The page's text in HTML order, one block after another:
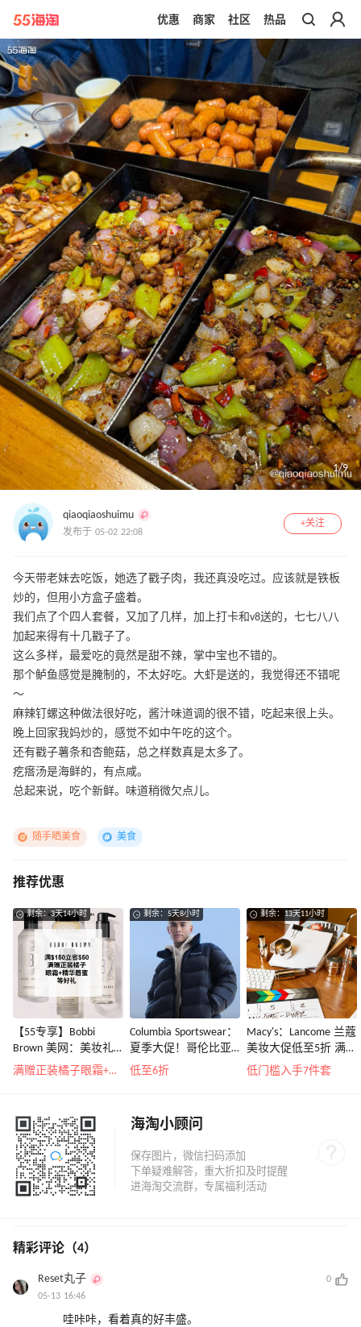
带你去官网买正品
优惠 商家 社区 热品
1/9
qiaoqiaoshuimu
发布于 05-02 22:08
+关注
今天带老妹去吃饭，她选了戳子肉，我还真没吃过。应该就是铁板
炒的，但用小方盒子盛着。
我们点了个四人套餐，又加了几样，加上打卡和v8送的，七七八八
加起来得有十几戳子了。
这么多样，最爱吃的竟然是甜不辣，掌中宝也不错的。
那个鲈鱼感觉是腌制的，不太好吃。大虾是送的，我觉得还不错呢
～
麻辣钉螺这种做法很好吃，酱汁味道调的很不错，吃起来很上头。
晚上回家我妈炒的，感觉不如中午吃的这个。
还有戳子薯条和杏鲍菇，总之样数真是太多了。
疙瘩汤是海鲜的，有点咸。
总起来说，吃个新鲜。味道稍微欠点儿。
随手晒美食 美食
推荐优惠
剩余：3天14小时
【55专享】Bobbi
Brown 美网：美妆礼
遇！满$150立省$50
满赠正装橘子眼霜+精华唇蜜等好礼
剩余：5天8小时
Columbia Sportswear：
夏季大促！哥伦比亚
运动热卖
低至6折
剩余：13天11小时
Macy's：Lancome 兰蔻
美妆大促低至5折 满赠
三重好礼
低门槛入手7件套
海淘小顾问
精彩评论（4）
Reset丸子
0
05-13 16:46
哇咔咔，看着真的好丰盛。